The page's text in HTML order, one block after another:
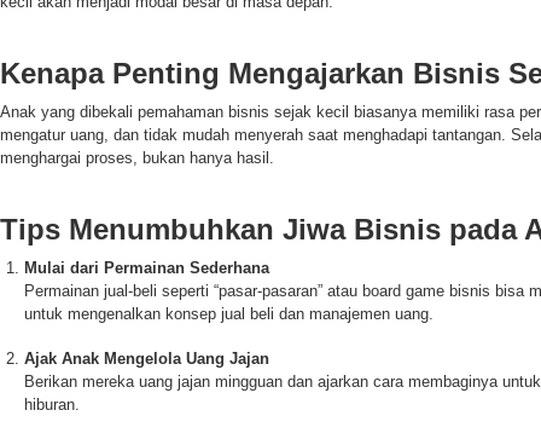
Kenapa Penting Mengajarkan Bisnis
Anak yang dibekali pemahaman bisnis sejak kecil biasanya memiliki rasa
mengatur uang, dan tidak mudah menyerah saat menghadapi tantangan.
menghargai proses, bukan hanya hasil.
Tips Menumbuhkan Jiwa Bisnis pada
Mulai dari Permainan Sederhana
Permainan jual-beli seperti “pasar-pasaran” atau board game bisnis bisa
untuk mengenalkan konsep jual beli dan manajemen uang.
Ajak Anak Mengelola Uang Jajan
Berikan mereka uang jajan mingguan dan ajarkan cara membaginya
hiburan.